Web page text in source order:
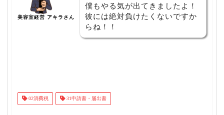
美容室経営 アキラさん
僕もやる気が出てきましたよ！
彼には絶対負けたくないですか
らね！！
02消費税 31申請書・届出書